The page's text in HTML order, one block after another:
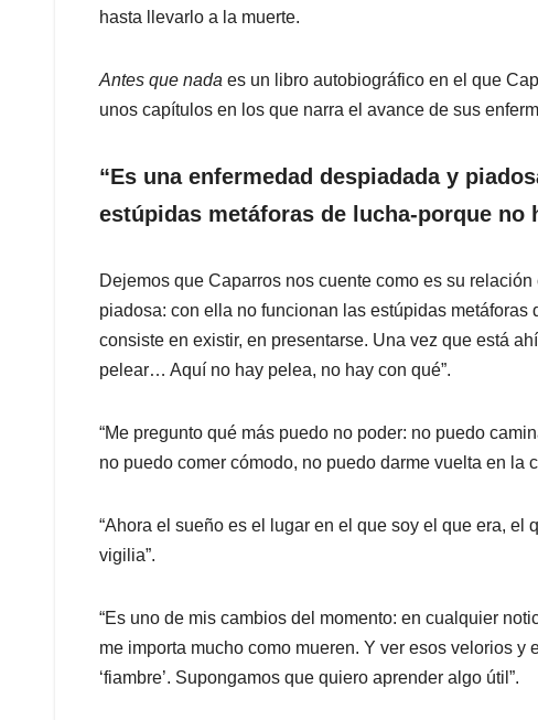
hasta llevarlo a la muerte.
Antes que nada es un libro autobiográfico en el que
unos capítulos en los que narra el avance de sus
“Es una enfermedad despiadada y
estúpidas metáforas de lucha-porque no
Dejemos que Caparros nos cuente como es su
piadosa: con ella no funcionan las estúpidas
consiste en existir, en presentarse. Una vez que está
pelear… Aquí no hay pelea, no hay con qué”.
“Me pregunto qué más puedo no poder: no puedo
no puedo comer cómodo, no puedo darme vuelta en la
“Ahora el sueño es el lugar en el que soy el que era,
vigilia”.
“Es uno de mis cambios del momento: en cualquier
me importa mucho como mueren. Y ver esos velorios y
‘fiambre’. Supongamos que quiero aprender algo útil”.